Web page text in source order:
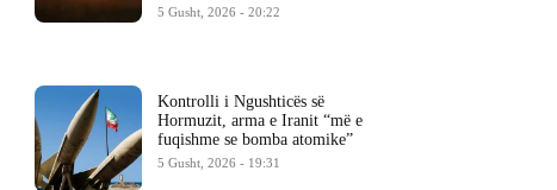
5 Gusht, 2026 - 20:22
Kontrolli i Ngushticës së
Hormuzit, arma e Iranit “më e
fuqishme se bomba atomike”
5 Gusht, 2026 - 19:31